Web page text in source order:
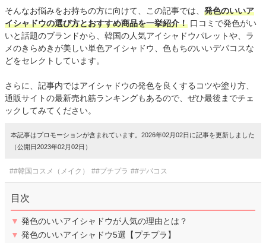
そんなお悩みをお持ちの方に向けて、この記事では、 発色のいいア
イシャドウの選び方とおすすめ商品を一挙紹介！ 口コミで発色がい
いと話題のブランドから、韓国の人気アイシャドウパレットや、ラ
メのきらめきが美しい単色アイシャドウ、色もちのいいデパコスな
どをセレクトしています。
さらに、記事内ではアイシャドウの発色を良くするコツや塗り方、
通販サイトの最新売れ筋ランキングもあるので、ぜひ最後までチェ
ックしてみてください。
本記事はプロモーションが含まれています。2026年02月02日に記事を更新しました
（公開日2023年02月02日）
##韓国コスメ（メイク） ##プチプラ ##デパコス
目次
▼ 発色のいいアイシャドウが人気の理由とは？
▼ 発色のいいアイシャドウ5選【プチプラ】